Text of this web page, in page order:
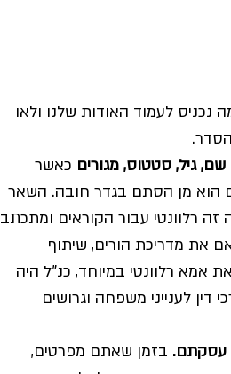
נכניס לעמוד האודות שלנו ולאו
גיל, סטטוס, מגורים כאשר
הוא מן הסתם בגדר חובה. השאר
זה רלוונטי עבור הקוראים ומתכתב
את מדריכת הורים, שיתוף
אמא רלוונטי במיוחד, כנ"ל היה
דין לענייני משפחה וגרושים
עסקתם. בזמן שאתם מפרטים,